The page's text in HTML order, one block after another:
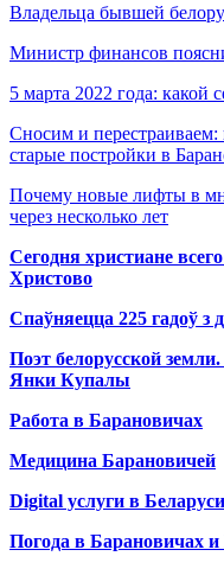
Владельца бывшей
Министр финансов
5 марта 2022 года: какой
Сносим и перестраиваем:
старые постройки в
Почему новые лифты в
через несколько лет
Сегодня христиане
Христово
Спаўняецца 225 гадоў з
Поэт белорусской
Янки Купалы
Работа в Барановичах
Медицина Барановичей
Digital услуги в Беларуси
Погода в Барановичах